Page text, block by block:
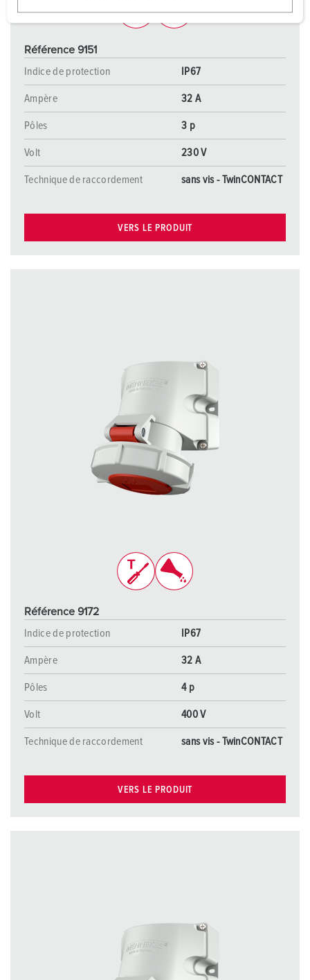
w
Référence 9151
Indice de protection
IP67
Ampère 32 A
Pôles 3 p
Volt 230 V
Technique de raccordement sans vis - TwinCONTACT
VERS LE PRODUIT
Référence 9172
Indice de protection
IP67
Ampère 32 A
Pôles 4 p
Volt 400 V
Technique de raccordement sans vis - TwinCONTACT
VERS LE PRODUIT